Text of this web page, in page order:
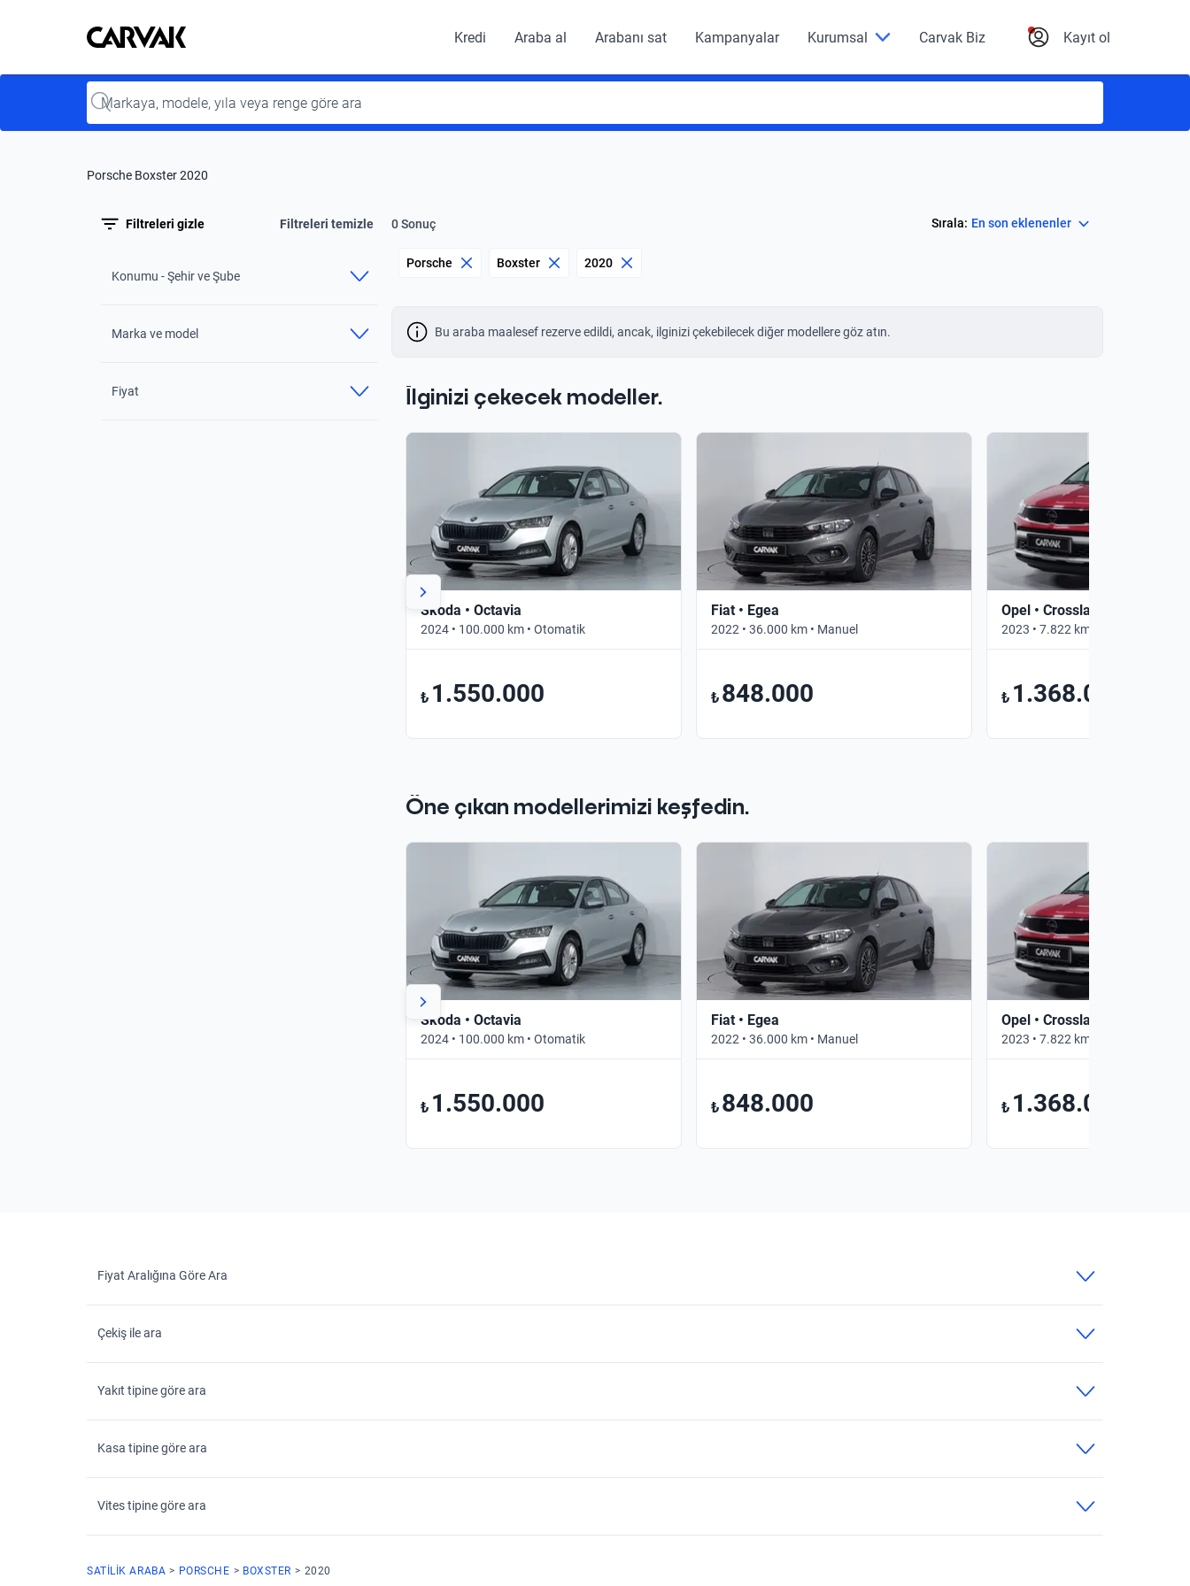
Kavak
Kavak Kredi Araba al Arabanı sat Kampanyalar Kurumsal Carvak Biz Kayıt ol
Input
Porsche Boxster 2020
Filtreleri gizle Filtreleri temizle 0 Sonuç Sırala: En son eklenenler
Konumu - Şehir ve Şube
Marka ve model
Fiyat
Porsche Boxster 2020
Bu araba maalesef rezerve edildi, ancak, ilginizi çekebilecek diğer modellere göz atın.
İlginizi çekecek modeller.
Skoda • Octavia
2024 • 100.000 km • Otomatik
₺ 1.550.000
Fiat • Egea
2022 • 36.000 km • Manuel
₺ 848.000
Opel • Crossland
2023 • 7.822 km • Otomatik
₺ 1.368.000
Öne çıkan modellerimizi keşfedin.
Skoda • Octavia
2024 • 100.000 km • Otomatik
₺ 1.550.000
Fiat • Egea
2022 • 36.000 km • Manuel
₺ 848.000
Opel • Crossland
2023 • 7.822 km • Otomatik
₺ 1.368.000
Fiyat Aralığına Göre Ara
Çekiş ile ara
Yakıt tipine göre ara
Kasa tipine göre ara
Vites tipine göre ara
SATILIK ARABA PORSCHE BOXSTER 2020